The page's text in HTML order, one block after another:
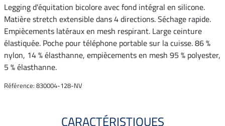
Legging d'équitation bicolore avec fond intégral en silicone.
Matière stretch extensible dans 4 directions. Séchage rapide.
Empiècements latéraux en mesh respirant. Large ceinture
élastiquée. Poche pour téléphone portable sur la cuisse. 86 %
nylon, 14 % élasthanne, empiècements en mesh 95 % polyester,
5 % élasthanne.
Référence: 830004-128-NV
CARACTÉRISTIQUES